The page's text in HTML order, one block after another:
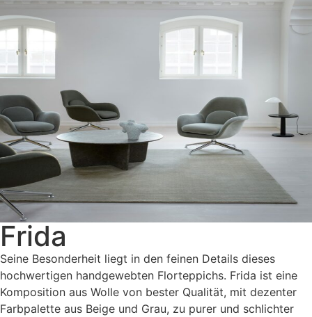
Frida
Seine Besonderheit liegt in den feinen Details dieses
hochwertigen handgewebten Florteppichs. Frida ist eine
Komposition aus Wolle von bester Qualität, mit dezenter
Farbpalette aus Beige und Grau, zu purer und schlichter